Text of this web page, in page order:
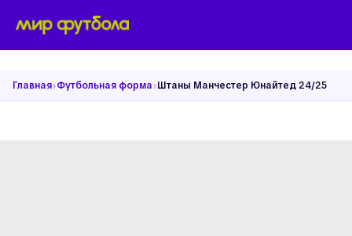
Главная›Футбольная форма›Штаны Манчестер Юнайтед 24/25